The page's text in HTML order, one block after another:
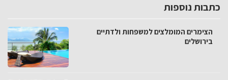
כתבות נוספות
הצימרים המומלצים למשפחות ולדתיים
בירושלים